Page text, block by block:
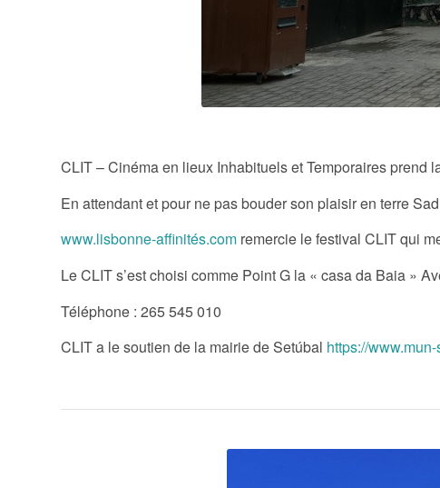
CLIT – Cinéma en lieux Inhabituels et Temporaires prend
En attendant et pour ne pas bouder son plaisir en terre
www.lisbonne-affinités.com remercie le festival CLIT qui
Le CLIT s’est choisi comme Point G la « casa da Baia »
Téléphone : 265 545 010
CLIT a le soutien de la mairie de Setúbal https://